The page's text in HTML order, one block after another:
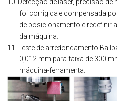
10. Detecção de laser, precisão
foi corrigida e compensada
de posicionamento e redefinir
da máquina.
11. Teste de arredondamento
0,012 mm para faixa de 300
máquina-ferramenta.